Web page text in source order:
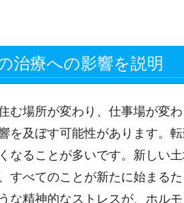
治療への影響を説明
む場所が変わり、仕事場が変わ
を及ぼす可能性があります。
なることが多いです。新しい
すべてのことが新たに始まるた
な精神的なストレスが、ホル